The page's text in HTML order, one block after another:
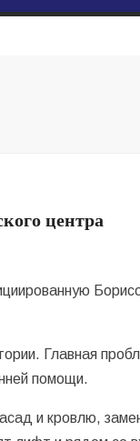
центра
Главная
помощи.
и кровлю,